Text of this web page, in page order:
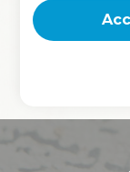
équipe, un